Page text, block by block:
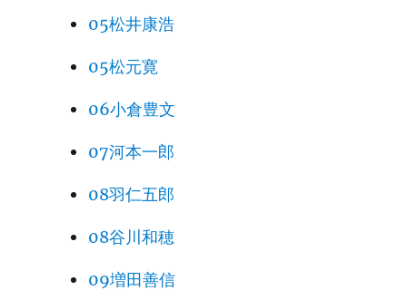
05松井康浩
05松元寛
06小倉豊文
07河本一郎
08羽仁五郎
08谷川和穂
09増田善信